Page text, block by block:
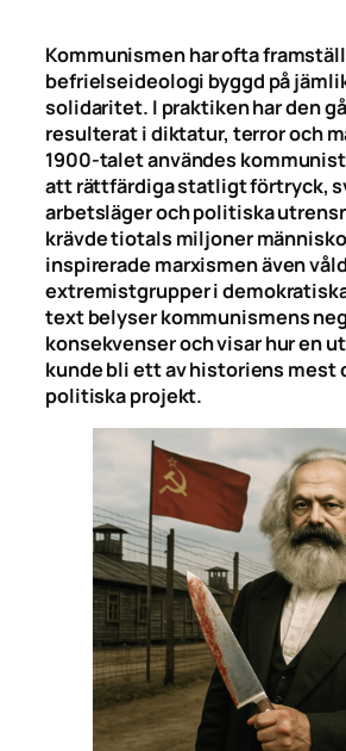
Kommunismen har ofta
befrielseideologi byggd på
solidaritet. I praktiken har den
resulterat i diktatur, terror och
1900-talet användes
att rättfärdiga statligt förtryck,
arbetsläger och politiska
krävde tiotals miljoner
inspirerade marxismen även
extremistgrupper i
text belyser kommunismens
konsekvenser och visar hur en
kunde bli ett av historiens mest
politiska projekt.